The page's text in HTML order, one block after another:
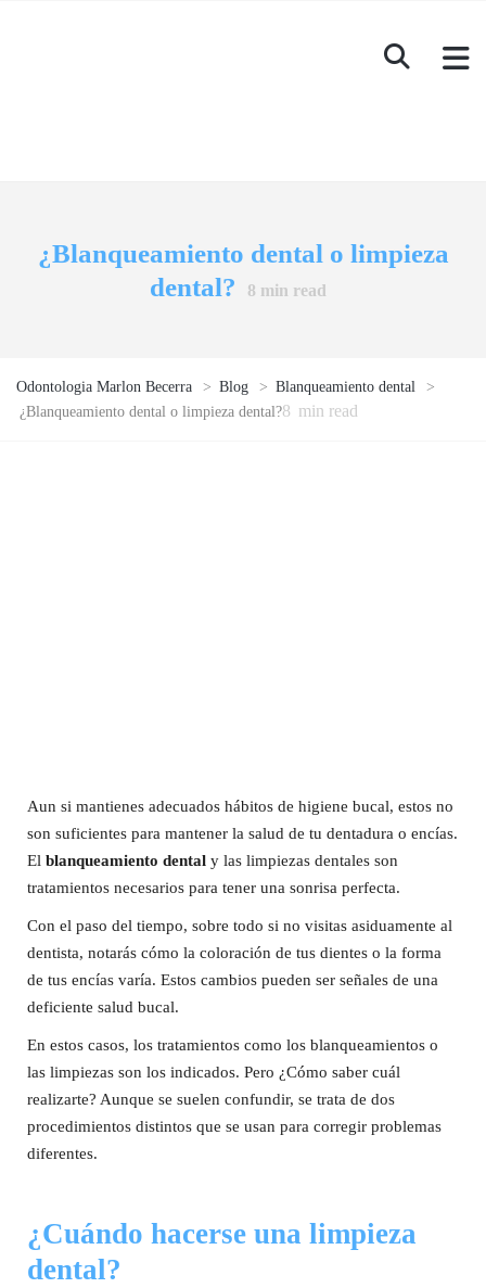
¿Blanqueamiento dental o limpieza
dental?
8 min read
Odontologia Marlon Becerra > Blog > Blanqueamiento dental
>
¿Blanqueamiento dental o limpieza dental?8 min read
Aun si mantienes adecuados hábitos de higiene bucal, estos no
son suficientes para mantener la salud de tu dentadura o encías.
El blanqueamiento dental y las limpiezas dentales son
tratamientos necesarios para tener una sonrisa perfecta.
Con el paso del tiempo, sobre todo si no visitas asiduamente al
dentista, notarás cómo la coloración de tus dientes o la forma
de tus encías varía. Estos cambios pueden ser señales de una
deficiente salud bucal.
En estos casos, los tratamientos como los blanqueamientos o
las limpiezas son los indicados. Pero ¿Cómo saber cuál
realizarte? Aunque se suelen confundir, se trata de dos
procedimientos distintos que se usan para corregir problemas
diferentes.
¿Cuándo hacerse una limpieza
dental?